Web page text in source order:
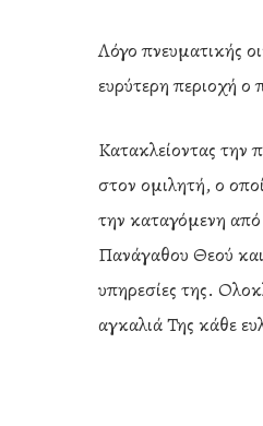
Hit enter to search
Λόγο πνευματικής
ευρύτερη περιοχή
Κατακλείοντας την
στον ομιλητή, ο
την καταγόμενη
Πανάγαθου Θεού
υπηρεσίες της.
αγκαλιά Της κάθε